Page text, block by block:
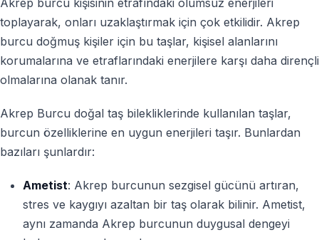
Akrep burcu kişisinin etrafındaki olumsuz enerjileri
toplayarak, onları uzaklaştırmak için çok etkilidir. Akrep
burcu doğmuş kişiler için bu taşlar, kişisel alanlarını
korumalarına ve etraflarındaki enerjilere karşı daha dirençli
olmalarına olanak tanır.
Akrep Burcu doğal taş bilekliklerinde kullanılan taşlar,
burcun özelliklerine en uygun enerjileri taşır. Bunlardan
bazıları şunlardır:
Ametist: Akrep burcunun sezgisel gücünü artıran,
stres ve kaygıyı azaltan bir taş olarak bilinir. Ametist,
aynı zamanda Akrep burcunun duygusal dengeyi